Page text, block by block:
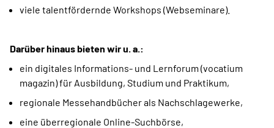
viele talentfördernde Workshops (Webseminare).
Darüber hinaus bieten wir u. a.:
ein digitales Informations- und Lernforum (vocatium
magazin) für Ausbildung, Studium und Praktikum,
regionale Messehandbücher als Nachschlagewerke,
eine überregionale Online-Suchbörse,